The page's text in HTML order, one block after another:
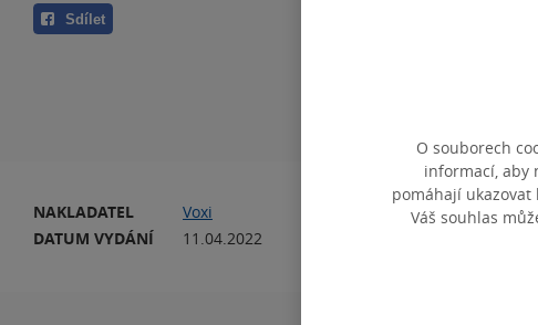
Sdílet
NAKLADATEL
Voxi
DATUM VYDÁNÍ
11.04.2022
VAZBA
O souborech
informací, aby
pomáhají
Váš souhlas